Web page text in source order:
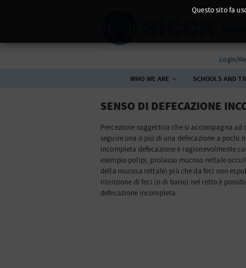
Login/
WHO WE ARE SCHOOLS AND
SENSO DI DEFECAZIONE
Percezione soggettiva che si accompagna
seguire una o più di una defecazione a pochi
incompleta defecazione è ragionevolmente
esempio polipi, prolasso mucoso rettale
della mucosa rettale) più che da feci non
ritenzione di feci (o di bario) nel retto è
defecazione incompleta.
Questo sito fa